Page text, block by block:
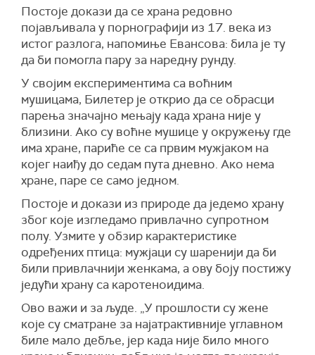
Постоје докази да се храна редовно
појављивала у порнографији из 17. века из
истог разлога, напомиње Евансова: била је ту
да би помогла пару за наредну рунду.
У својим експериментима са воћним
мушицама, Билетер је открио да се обрасци
парења значајно мењају када храна није у
близини. Ако су воћне мушице у окружењу где
има хране, париће се са првим мужјаком на
којег наиђу до седам пута дневно. Ако нема
хране, паре се само једном.
Постоје и докази из природе да једемо храну
због које изгледамо привлачно супротном
полу. Узмите у обзир карактеристике
одређених птица: мужјаци су шаренији да би
били привлачнији женкама, а ову боју постижу
једући храну са каротеноидима.
Ово важи и за људе. „У прошлости су жене
које су сматране за најатрактивније углавном
биле мало дебље, јер када није било много